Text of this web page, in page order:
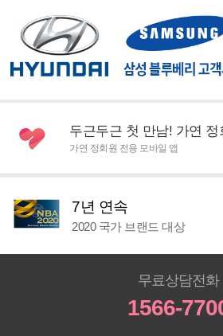
두근두근 첫 만남! 가연 정
가연 정회원 전용 모바일 앱
7년 연속
2020 국가 브랜드 대상
무료상담전화
1566-